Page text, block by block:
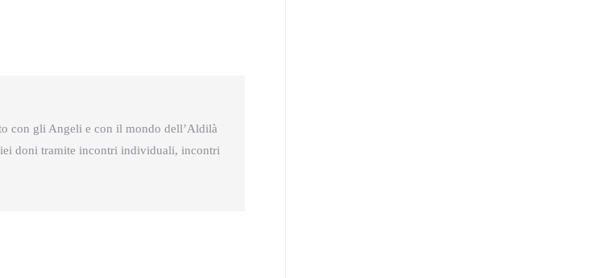
con gli Angeli e con il mondo dell’Aldilà
doni tramite incontri individuali, incontri